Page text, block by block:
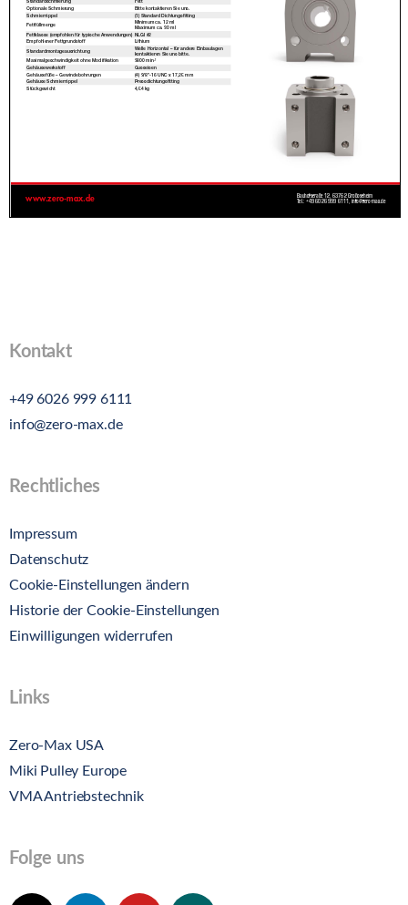
Kontakt
+49 6026 999 6111
info@zero-max.de
Rechtliches
Impressum
Datenschutz
Cookie-Einstellungen ändern
Historie der Cookie-Einstellungen
Einwilligungen widerrufen
Links
Zero-Max USA
Miki Pulley Europe
VMA Antriebstechnik
Folge uns